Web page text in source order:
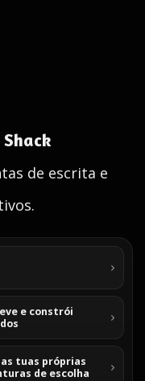
de escrita e
e constrói
as tuas próprias
de escolha